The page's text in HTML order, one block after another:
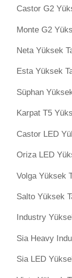
Castor G2
Monte G2
Neta Yüksek
Esta Yüksek
Süphan
Karpat T5
Castor LED
Oriza LED
Volga Yüksek
Salto Yüksek
Industry
Sia Heavy
Sia LED